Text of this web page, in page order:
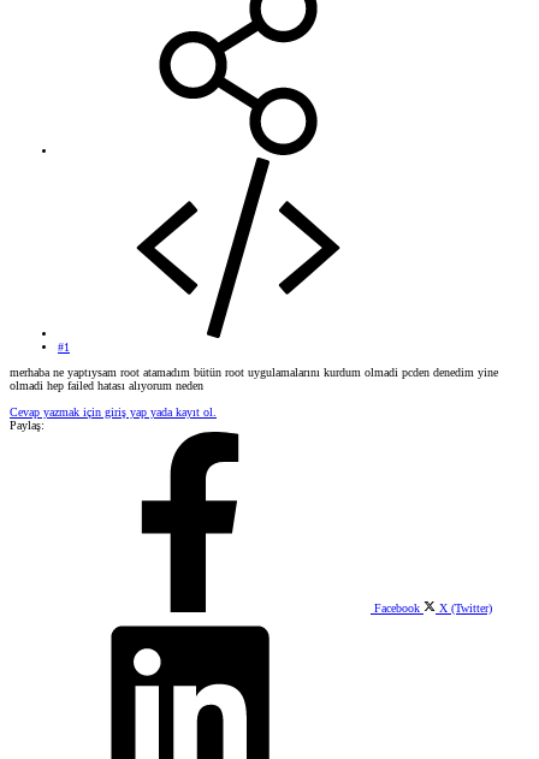
#1
merhaba ne yaptıysam root atamadım bütün root uygulamalarını kurdum olmadi pcden denedim yine
olmadi hep failed hatası alıyorum neden
Cevap yazmak için giriş yap yada kayıt ol.
Paylaş:
Facebook X (Twitter)